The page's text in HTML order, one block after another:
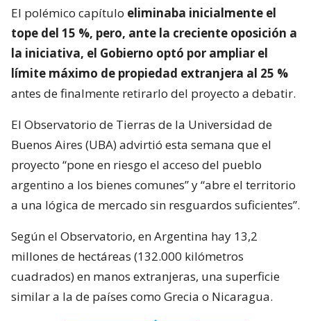
El polémico capítulo eliminaba inicialmente el
tope del 15 %, pero, ante la creciente oposición a
la iniciativa, el Gobierno optó por ampliar el
límite máximo de propiedad extranjera al 25 %
antes de finalmente retirarlo del proyecto a debatir.
El Observatorio de Tierras de la Universidad de
Buenos Aires (UBA) advirtió esta semana que el
proyecto “pone en riesgo el acceso del pueblo
argentino a los bienes comunes” y “abre el territorio
a una lógica de mercado sin resguardos suficientes”.
Según el Observatorio, en Argentina hay 13,2
millones de hectáreas (132.000 kilómetros
cuadrados) en manos extranjeras, una superficie
similar a la de países como Grecia o Nicaragua.